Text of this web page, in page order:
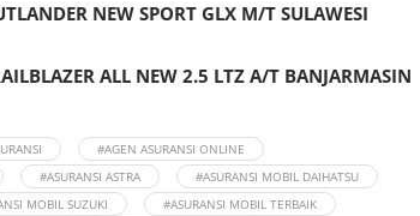
NEW SPORT GLX M/T SULAWESI
ALL NEW 2.5 LTZ A/T BANJARMASIN
#AGEN ASURANSI ONLINE
#ASURANSI ASTRA
#ASURANSI MOBIL DAIHATSU
MOBIL SUZUKI
#ASURANSI MOBIL TERBAIK